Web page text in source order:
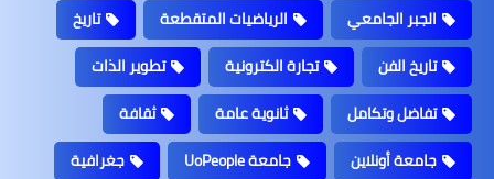
الجبر الجامعي
الرياضيات المتقطعة
تاريخ
تاريخ الفن
تجارة الكترونية
تطوير الذات
تفاضل وتكامل
ثانوية عامة
ثقافة
جامعة أونلاين
جامعة UoPeople
جغرافية